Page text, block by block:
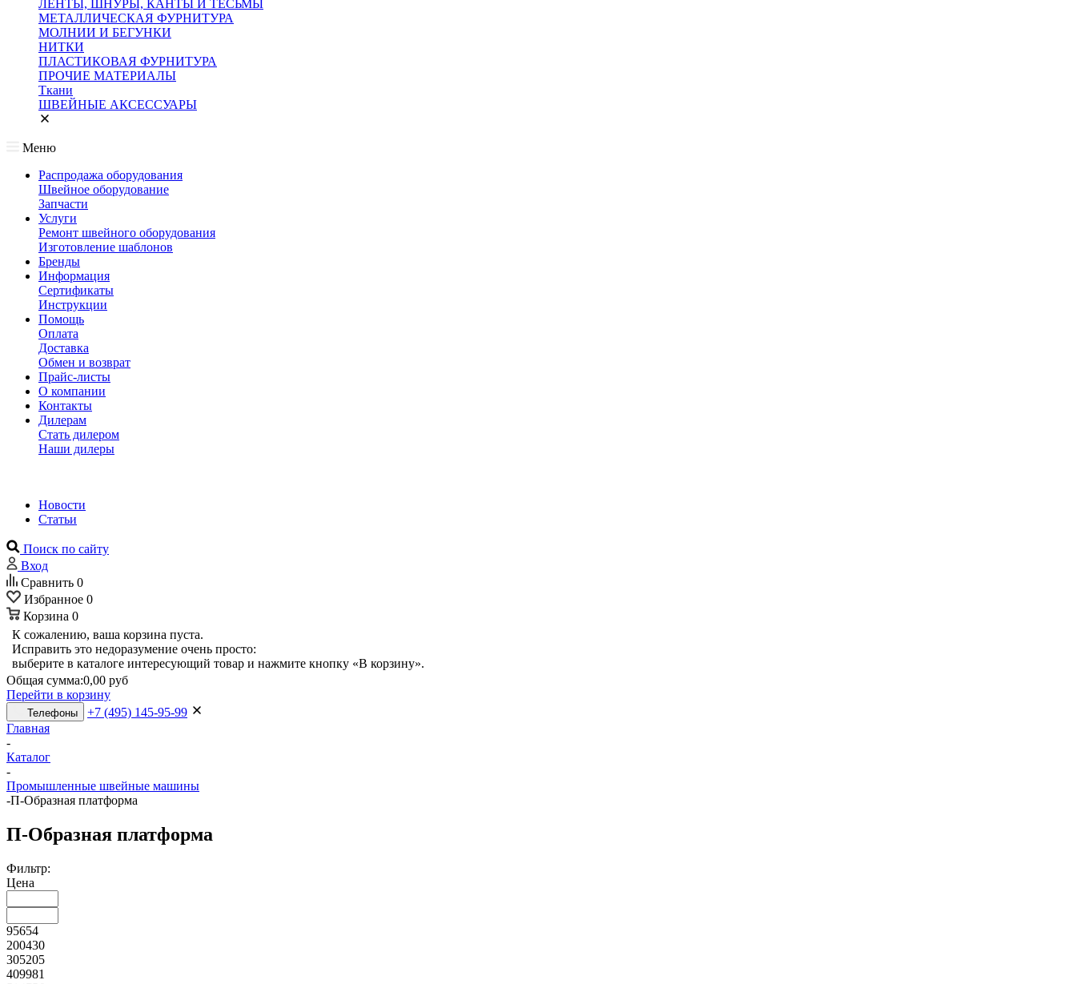
ЛЕНТЫ, ШНУРЫ, КАНТЫ И ТЕСЬМЫ
МЕТАЛЛИЧЕСКАЯ ФУРНИТУРА
МОЛНИИ И БЕГУНКИ
НИТКИ
ПЛАСТИКОВАЯ ФУРНИТУРА
ПРОЧИЕ МАТЕРИАЛЫ
Ткани
ШВЕЙНЫЕ АКСЕССУАРЫ
Меню
Распродажа оборудования
Швейное оборудование
Запчасти
Услуги
Ремонт швейного оборудования
Изготовление шаблонов
Бренды
Информация
Сертификаты
Инструкции
Помощь
Оплата
Доставка
Обмен и возврат
Прайс-листы
О компании
Контакты
Дилерам
Стать дилером
Наши дилеры
Новости
Статьи
Поиск по сайту
Вход
Сравнить 0
Избранное 0
Корзина 0
К сожалению, ваша корзина пуста.
Исправить это недоразумение очень просто:
выберите в каталоге интересующий товар и нажмите кнопку «В корзину».
Общая сумма:0,00 руб
Перейти в корзину
Телефоны
+7 (495) 145-95-99
Главная
-
Каталог
-
Промышленные швейные машины
-П-Образная платформа
П-Образная платформа
Фильтр:
Цена
95654
200430
305205
409981